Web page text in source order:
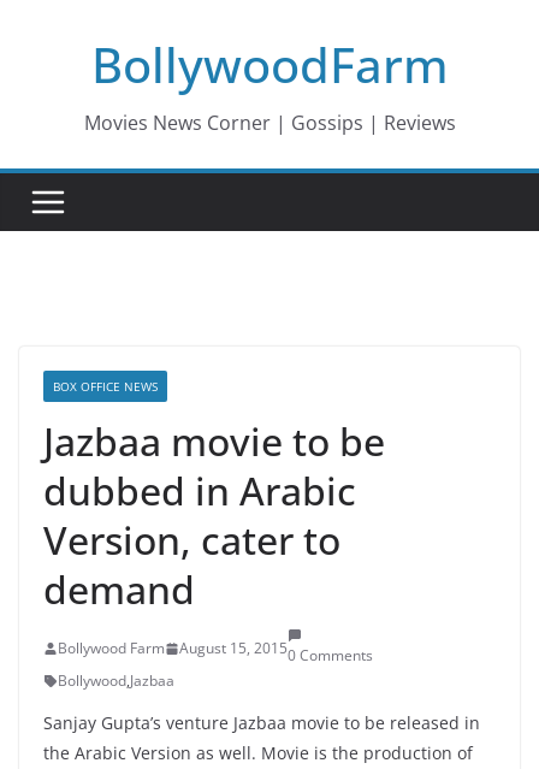
BollywoodFarm
Movies News Corner | Gossips | Reviews
BOX OFFICE NEWS
Jazbaa movie to be
dubbed in Arabic
Version, cater to
demand
Bollywood Farm August 15, 20150 Comments
Bollywood,Jazbaa
Sanjay Gupta’s venture Jazbaa movie to be released in
the Arabic Version as well. Movie is the production of